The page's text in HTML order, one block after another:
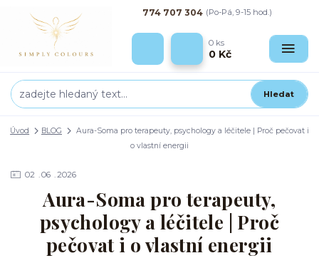
Hledat
774 707 304 (Po-Pá, 9-15 hod.)
0 ks
0 Kč
Úvod BLOG
Aura-Soma pro terapeuty, psychology a léčitele | Proč pečovat i
o vlastní energii
02 06 2026
Aura-Soma pro terapeuty,
psychology a léčitele | Proč
pečovat i o vlastní energii